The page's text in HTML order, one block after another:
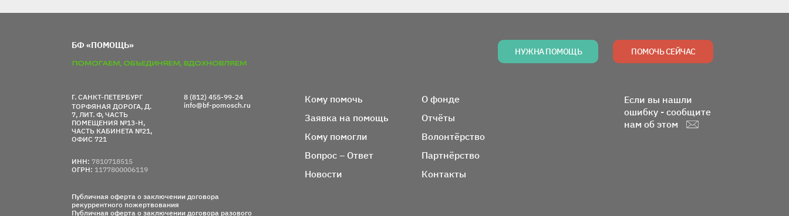
БФ «ПОМОЩЬ»
НУЖНА ПОМОЩЬ ПОМОЧЬ СЕЙЧАС
Г. САНКТ-ПЕТЕРБУРГ
ТОРФЯНАЯ ДОРОГА, Д.
7, ЛИТ. Ф, ЧАСТЬ
ПОМЕЩЕНИЯ №13-Н,
ЧАСТЬ КАБИНЕТА №21,
ОФИС 721
8 (812) 455-99-24
info@bf-pomosch.ru
ИНН: 7810718515
ОГРН: 1177800006119
Публичная оферта о заключении договора
рекуррентного пожертвования
Публичная оферта о заключении договора разового
Вся информация о фонде
Кому помочь
Заявка на помощь
Кому помогли
Вопрос – Ответ
Новости
О фонде
Отчёты
Волонтёрство
Партнёрство
Контакты
Если вы нашли
ошибку - сообщите
нам об этом